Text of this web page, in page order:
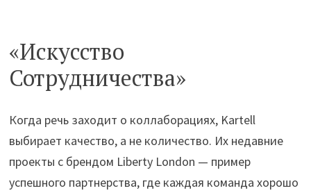
«Искусство
Сотрудничества»
Когда речь заходит о коллаборациях, Kartell
выбирает качество, а не количество. Их недавние
проекты с брендом Liberty London — пример
успешного партнерства, где каждая команда хорошо